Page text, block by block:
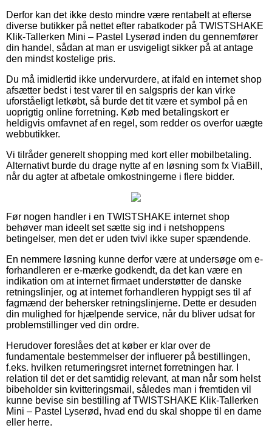
Derfor kan det ikke desto mindre være rentabelt at efterse
diverse butikker på nettet efter rabatkoder på TWISTSHAKE
Klik-Tallerken Mini – Pastel Lyserød inden du gennemfører
din handel, sådan at man er usvigeligt sikker på at antage
den mindst kostelige pris.
Du må imidlertid ikke undervurdere, at ifald en internet shop
afsætter bedst i test varer til en salgspris der kan virke
uforståeligt letkøbt, så burde det tit være et symbol på en
uoprigtig online forretning. Køb med betalingskort er
heldigvis omfavnet af en regel, som redder os overfor uægte
webbutikker.
Vi tilråder generelt shopping med kort eller mobilbetaling.
Alternativt burde du drage nytte af en løsning som fx ViaBill,
når du agter at afbetale omkostningerne i flere bidder.
Før nogen handler i en TWISTSHAKE internet shop
behøver man ideelt set sætte sig ind i netshoppens
betingelser, men det er uden tvivl ikke super spændende.
En nemmere løsning kunne derfor være at undersøge om e-
forhandleren er e-mærke godkendt, da det kan være en
indikation om at internet firmaet understøtter de danske
retningslinjer, og at internet forhandleren hyppigt ses til af
fagmænd der behersker retningslinjerne. Dette er desuden
din mulighed for hjælpende service, når du bliver udsat for
problemstillinger ved din ordre.
Herudover foreslåes det at køber er klar over de
fundamentale bestemmelser der influerer på bestillingen,
f.eks. hvilken returneringsret internet forretningen har. I
relation til det er det samtidig relevant, at man når som helst
bibeholder sin kvitteringsmail, således man i fremtiden vil
kunne bevise sin bestilling af TWISTSHAKE Klik-Tallerken
Mini – Pastel Lyserød, hvad end du skal shoppe til en dame
eller herre.